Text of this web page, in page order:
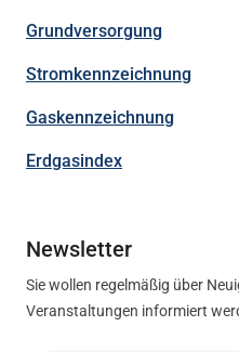
Grundversorgung
Stromkennzeichnung
Gaskennzeichnung
Erdgasindex
Newsletter
Sie wollen regelmäßig über
Veranstaltungen informiert